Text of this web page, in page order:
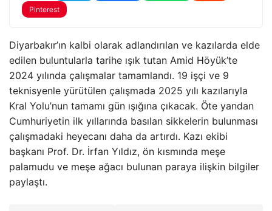
Pinterest
Diyarbakır’ın kalbi olarak adlandırılan ve kazılarda elde
edilen buluntularla tarihe ışık tutan Amid Höyük’te
2024 yılında çalışmalar tamamlandı. 19 işçi ve 9
teknisyenle yürütülen çalışmada 2025 yılı kazılarıyla
Kral Yolu’nun tamamı gün ışığına çıkacak. Öte yandan
Cumhuriyetin ilk yıllarında basılan sikkelerin bulunması
çalışmadaki heyecanı daha da artırdı. Kazı ekibi
başkanı Prof. Dr. İrfan Yıldız, ön kısmında meşe
palamudu ve meşe ağacı bulunan paraya ilişkin bilgiler
paylaştı.